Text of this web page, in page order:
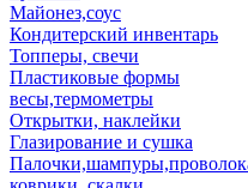
Майонез,соус
Кондитерский инвентарь
Топперы, свечи
Пластиковые формы
весы,термометры
Открытки, наклейки
Глазирование и сушка